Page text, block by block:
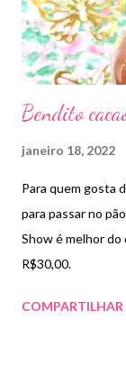
Bendito
janeiro 18, 2022
Para quem gosta
para passar no
Show é melhor do
R$30,00.
COMPARTILHAR